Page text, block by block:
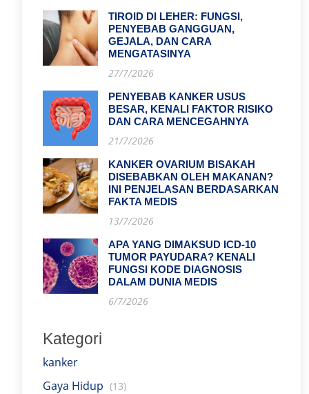
TIROID DI LEHER: FUNGSI,
PENYEBAB GANGGUAN,
GEJALA, DAN CARA
MENGATASINYA
27/7/2026
PENYEBAB KANKER USUS
BESAR, KENALI FAKTOR RISIKO
DAN CARA MENCEGAHNYA
21/7/2026
KANKER OVARIUM BISAKAH
DISEBABKAN OLEH MAKANAN?
INI PENJELASAN BERDASARKAN
FAKTA MEDIS
13/7/2026
APA YANG DIMAKSUD ICD-10
TUMOR PAYUDARA? KENALI
FUNGSI KODE DIAGNOSIS
DALAM DUNIA MEDIS
6/7/2026
Kategori
kanker
Gaya Hidup (13)